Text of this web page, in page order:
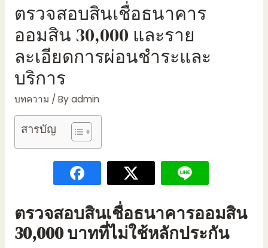
ตรวจสอบสินเชื่อธนาคาร
ออมสิน 30,000 และราย
ละเอียดการผ่อนชำระและ
บริการ
บทความ / Byadmin
สารบัญ
ตรวจสอบสินเชื่อธนาคารออมสิน
30,000บาทที่ไม่ใช้หลักประกัน